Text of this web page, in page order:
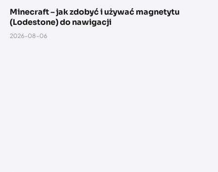
Minecraft – jak zdobyć i używać magnetytu
(Lodestone) do nawigacji
2026-08-06